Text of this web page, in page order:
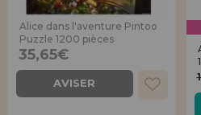
Alice dans l'aventure Pintoo
Puzzle 1200 pièces
35,65€
AVISER